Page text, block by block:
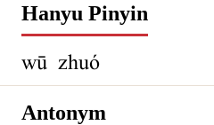
Hanyu Pinyin
wū zhuó
Antonym